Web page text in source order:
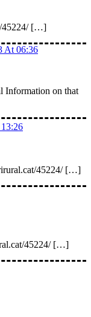
45224/ […]
At 06:36
Information on that
45224/ […]
45224/ […]